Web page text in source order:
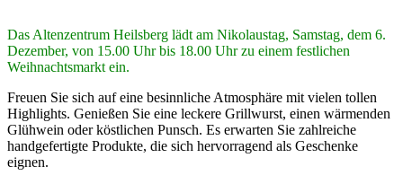
Das Altenzentrum Heilsberg lädt am Nikolaustag, Samstag, dem 6.
Dezember, von 15.00 Uhr bis 18.00 Uhr zu einem festlichen
Weihnachtsmarkt ein.
Freuen Sie sich auf eine besinnliche Atmosphäre mit vielen tollen
Highlights. Genießen Sie eine leckere Grillwurst, einen wärmenden
Glühwein oder köstlichen Punsch. Es erwarten Sie zahlreiche
handgefertigte Produkte, die sich hervorragend als Geschenke
eignen.